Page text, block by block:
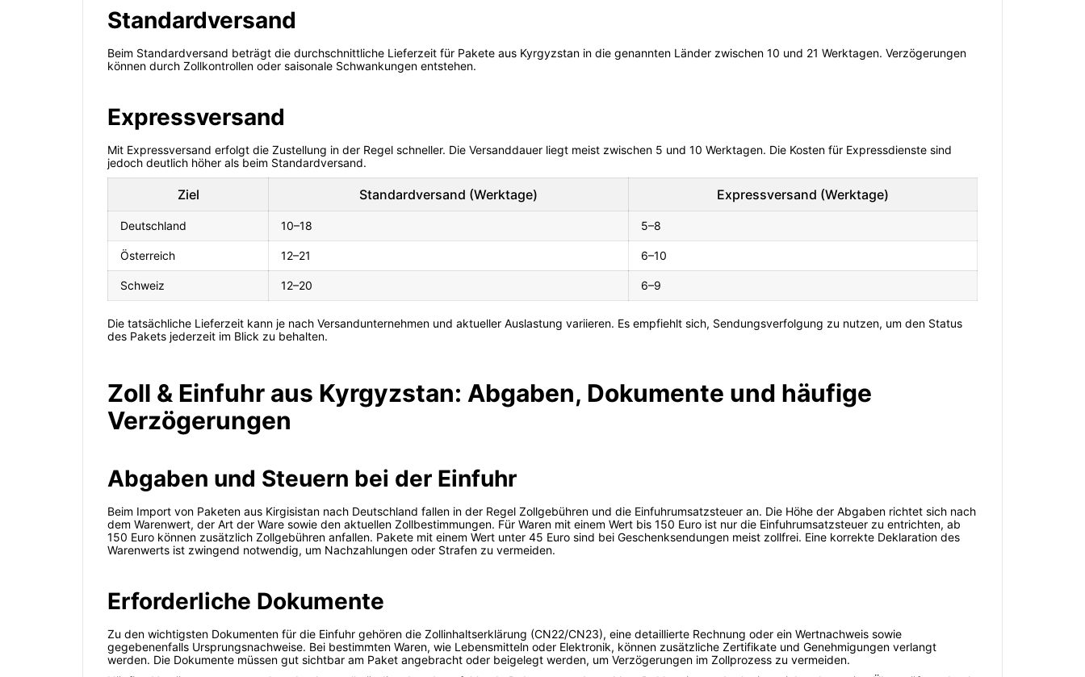
Standardversand
Beim Standardversand beträgt die durchschnittliche Lieferzeit für Pakete aus Kyrgyzstan in die genannten Länder zwischen 10 und 21 Werktagen. Verzögerungen
können durch Zollkontrollen oder saisonale Schwankungen entstehen.
Expressversand
Mit Expressversand erfolgt die Zustellung in der Regel schneller. Die Versanddauer liegt meist zwischen 5 und 10 Werktagen. Die Kosten für Expressdienste sind
jedoch deutlich höher als beim Standardversand.
Ziel Standardversand (Werktage) Expressversand (Werktage)
Deutschland 10–18 5–8
Österreich 12–21 6–10
Schweiz 12–20 6–9
Die tatsächliche Lieferzeit kann je nach Versandunternehmen und aktueller Auslastung variieren. Es empfiehlt sich, Sendungsverfolgung zu nutzen, um den Status
des Pakets jederzeit im Blick zu behalten.
Zoll & Einfuhr aus Kyrgyzstan: Abgaben, Dokumente und häufige
Verzögerungen
Abgaben und Steuern bei der Einfuhr
Beim Import von Paketen aus Kirgisistan nach Deutschland fallen in der Regel Zollgebühren und die Einfuhrumsatzsteuer an. Die Höhe der Abgaben richtet sich nach
dem Warenwert, der Art der Ware sowie den aktuellen Zollbestimmungen. Für Waren mit einem Wert bis 150 Euro ist nur die Einfuhrumsatzsteuer zu entrichten, ab
150 Euro können zusätzlich Zollgebühren anfallen. Pakete mit einem Wert unter 45 Euro sind bei Geschenksendungen meist zollfrei. Eine korrekte Deklaration des
Warenwerts ist zwingend notwendig, um Nachzahlungen oder Strafen zu vermeiden.
Erforderliche Dokumente
Zu den wichtigsten Dokumenten für die Einfuhr gehören die Zollinhaltserklärung (CN22/CN23), eine detaillierte Rechnung oder ein Wertnachweis sowie
gegebenenfalls Ursprungsnachweise. Bei bestimmten Waren, wie Lebensmitteln oder Elektronik, können zusätzliche Zertifikate und Genehmigungen verlangt
werden. Die Dokumente müssen gut sichtbar am Paket angebracht oder beigelegt werden, um Verzögerungen im Zollprozess zu vermeiden.